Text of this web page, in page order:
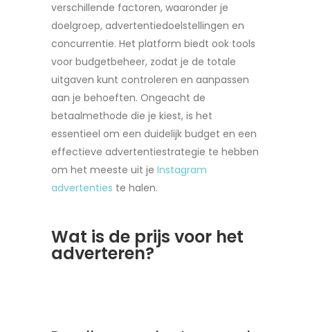
verschillende factoren, waaronder je
doelgroep, advertentiedoelstellingen en
concurrentie. Het platform biedt ook tools
voor budgetbeheer, zodat je de totale
uitgaven kunt controleren en aanpassen
aan je behoeften. Ongeacht de
betaalmethode die je kiest, is het
essentieel om een duidelijk budget en een
effectieve advertentiestrategie te hebben
om het meeste uit je Instagram
advertenties te halen.
Wat is de prijs voor het
adverteren?